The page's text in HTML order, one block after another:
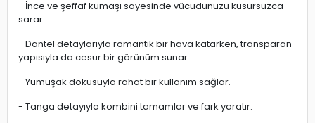
- İnce ve şeffaf kumaşı sayesinde vücudunuzu kusursuzca
sarar.
- Dantel detaylarıyla romantik bir hava katarken, transparan
yapısıyla da cesur bir görünüm sunar.
- Yumuşak dokusuyla rahat bir kullanım sağlar.
- Tanga detayıyla kombini tamamlar ve fark yaratır.